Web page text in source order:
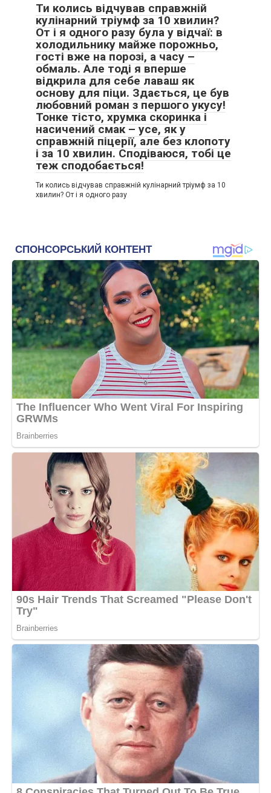
Ти колись відчував справжній
кулінарний тріумф за 10 хвилин?
От і я одного разу була у відчаї: в
холодильнику майже порожньо,
гості вже на порозі, а часу –
обмаль. Але тоді я вперше
відкрила для себе лаваш як
основу для піци. Здається, це був
любовний роман з першого укусу!
Тонке тісто, хрумка скоринка і
насичений смак – усе, як у
справжній піцерії, але без клопоту
і за 10 хвилин. Сподіваюся, тобі це
теж сподобається!
Ти колись відчував справжній кулінарний тріумф за 10
хвилин? От і я одного разу